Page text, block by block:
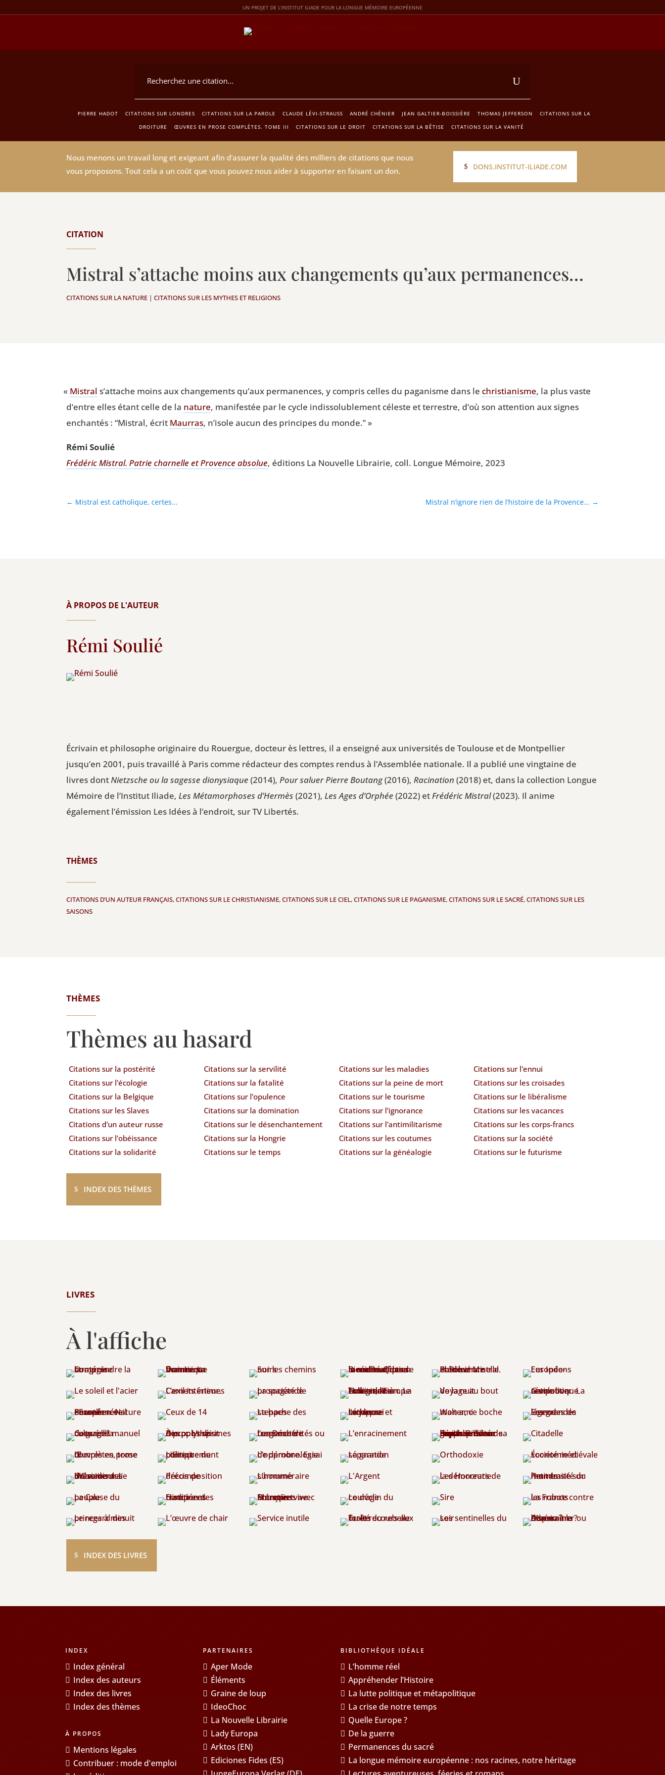
UN PROJET DE L'INSTITUT ILIADE POUR LA LONGUE MÉMOIRE EUROPÉENNE
PIERRE HADOT CITATIONS SUR LONDRES CITATIONS SUR LA PAROLE CLAUDE LÉVI-STRAUSS ANDRÉ CHÉNIER JEAN GALTIER-BOISSIÈRE THOMAS JEFFERSON
CITATIONS SUR LA
DROITURE
ŒUVRES EN PROSE COMPLÈTES. TOME III CITATIONS SUR LE DROIT CITATIONS SUR LA BÊTISE CITATIONS SUR LA VANITÉ
Nous menons un travail long et exigeant afin d'assurer la qualité des milliers de citations que nous
vous proposons. Tout cela a un coût que vous pouvez nous aider à supporter en faisant un don.
DONS.INSTITUT-ILIADE.COM
CITATION
Mistral s’attache moins aux changements qu’aux permanences…
CITATIONS SUR LA NATURE |CITATIONS SUR LES MYTHES ET RELIGIONS
« Mis­tral s’attache moins aux chan­ge­ments qu’aux per­ma­nences, y com­pris celles du paga­nisme dans le chris­tia­nisme, la plus vaste
d’entre elles étant celle de la nature, mani­fes­tée par le cycle indis­so­lu­ble­ment céleste et ter­restre, d’où son atten­tion aux signes
enchan­tés :“Mis­tral, écrit Maur­ras, n’isole aucun des prin­cipes du monde.” »
Rémi Sou­lié
Fré­dé­ric Mis­tral. Patrie char­nelle et Pro­vence abso­lue, édi­tions La Nou­velle Librai­rie, coll. Longue Mémoire, 2023
← Mistral est catholique, certes... Mistral n’ignore rien de l’histoire de la Provence... →
À PROPOS DE L'AUTEUR
Rémi Soulié
Écrivain et philosophe originaire du Rouergue, docteur ès lettres, il a enseigné aux universités de Toulouse et de Montpellier
jusqu’en 2001, puis travaillé à Paris comme rédacteur des comptes rendus à l’Assemblée nationale. Il a publié une vingtaine de
livres dontNietzsche ou la sagesse dionysiaque(2014),Pour saluer Pierre Boutang(2016),Racination (2018) et, dans la collection Longue
Mémoire de l’Institut Iliade,Les Métamorphoses d’Hermès (2021),Les Ages d’Orphée(2022) etFrédéric Mistral(2023). Il anime
également l’émission Les Idées à l’endroit, sur TV Libertés.
THÈMES
CITATIONS D’UN AUTEUR FRANÇAIS,CITATIONS SUR LE CHRISTIANISME,CITATIONS SUR LE CIEL,CITATIONS SUR LE PAGANISME,CITATIONS SUR LE SACRÉ,CITATIONS SUR LES
SAISONS
THÈMES
Thèmes au hasard
Citations sur la postérité
Citations sur l'écologie
Citations sur la Belgique
Citations sur les Slaves
Citations d'un auteur russe
Citations sur l'obéissance
Citations sur la solidarité
Citations sur la servilité
Citations sur la fatalité
Citations sur l'opulence
Citations sur la domination
Citations sur le désenchantement
Citations sur la Hongrie
Citations sur le temps
Citations sur les maladies
Citations sur la peine de mort
Citations sur le tourisme
Citations sur l'ignorance
Citations sur l'antimilitarisme
Citations sur les coutumes
Citations sur la généalogie
Citations sur l'ennui
Citations sur les croisades
Citations sur le libéralisme
Citations sur les vacances
Citations sur les corps-francs
Citations sur la société
Citations sur le futurisme
INDEX DES THÈMES
LIVRES
À l'affiche
INDEX DES LIVRES
INDEX
Index général
Index des auteurs
Index des livres
Index des thèmes
À PROPOS
Mentions légales
Contribuer : mode d'emploi
PARTENAIRES
Aper Mode
Éléments
Graine de loup
IdeoChoc
La Nouvelle Librairie
Lady Europa
Arktos (EN)
Ediciones Fides (ES)
BIBLIOTHÈQUE IDÉALE
L’homme réel
Appréhender l’Histoire
La lutte politique et métapolitique
La crise de notre temps
Quelle Europe ?
De la guerre
Permanences du sacré
La longue mémoire européenne : nos racines, notre héritage